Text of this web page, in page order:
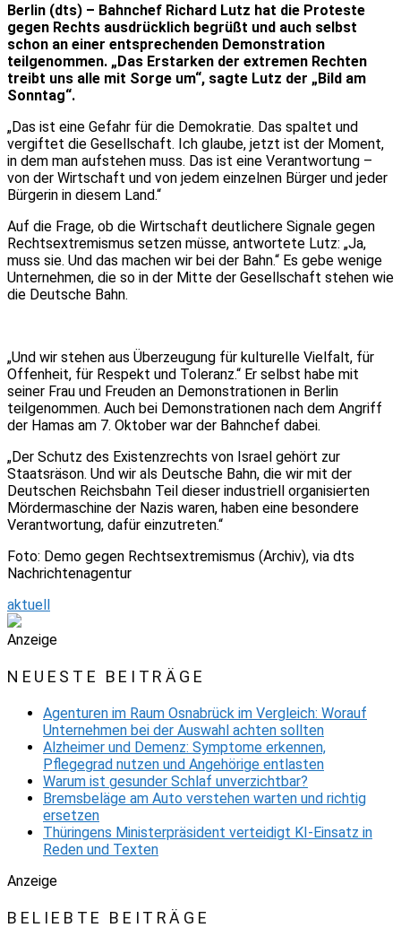
Berlin (dts) – Bahnchef Richard Lutz hat die Proteste
gegen Rechts ausdrücklich begrüßt und auch selbst
schon an einer entsprechenden Demonstration
teilgenommen. „Das Erstarken der extremen Rechten
treibt uns alle mit Sorge um“, sagte Lutz der „Bild am
Sonntag“.
„Das ist eine Gefahr für die Demokratie. Das spaltet und
vergiftet die Gesellschaft. Ich glaube, jetzt ist der Moment,
in dem man aufstehen muss. Das ist eine Verantwortung –
von der Wirtschaft und von jedem einzelnen Bürger und jeder
Bürgerin in diesem Land.“
Auf die Frage, ob die Wirtschaft deutlichere Signale gegen
Rechtsextremismus setzen müsse, antwortete Lutz: „Ja,
muss sie. Und das machen wir bei der Bahn.“ Es gebe wenige
Unternehmen, die so in der Mitte der Gesellschaft stehen wie
die Deutsche Bahn.
„Und wir stehen aus Überzeugung für kulturelle Vielfalt, für
Offenheit, für Respekt und Toleranz.“ Er selbst habe mit
seiner Frau und Freuden an Demonstrationen in Berlin
teilgenommen. Auch bei Demonstrationen nach dem Angriff
der Hamas am 7. Oktober war der Bahnchef dabei.
„Der Schutz des Existenzrechts von Israel gehört zur
Staatsräson. Und wir als Deutsche Bahn, die wir mit der
Deutschen Reichsbahn Teil dieser industriell organisierten
Mördermaschine der Nazis waren, haben eine besondere
Verantwortung, dafür einzutreten.“
Foto: Demo gegen Rechtsextremismus (Archiv), via dts
Nachrichtenagentur
aktuell
Anzeige
NEUESTE BEITRÄGE
Agenturen im Raum Osnabrück im Vergleich: Worauf
Unternehmen bei der Auswahl achten sollten
Alzheimer und Demenz: Symptome erkennen,
Pflegegrad nutzen und Angehörige entlasten
Warum ist gesunder Schlaf unverzichtbar?
Bremsbeläge am Auto verstehen warten und richtig
ersetzen
Thüringens Ministerpräsident verteidigt KI-Einsatz in
Reden und Texten
Anzeige
BELIEBTE BEITRÄGE